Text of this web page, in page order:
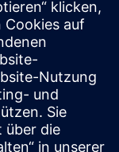
den